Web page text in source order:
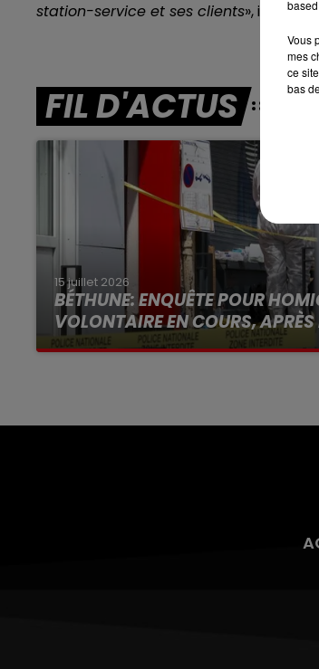
station-service et ses clients», indique
FIL D'ACTUS
15 juillet 2026
BÉTHUNE: ENQUÊTE POUR
VOLONTAIRE EN COURS, APRÈS
Selon les premiers éléments, le
Vous
mes
ce
bas